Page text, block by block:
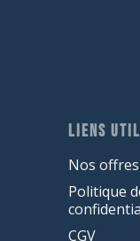
LIENS
Nos
Politique
CGV